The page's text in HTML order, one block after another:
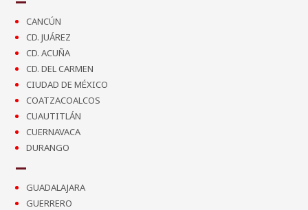
CANCÚN
CD. JUÁREZ
CD. ACUÑA
CD. DEL CARMEN
CIUDAD DE MÉXICO
COATZACOALCOS
CUAUTITLÁN
CUERNAVACA
DURANGO
GUADALAJARA
GUERRERO